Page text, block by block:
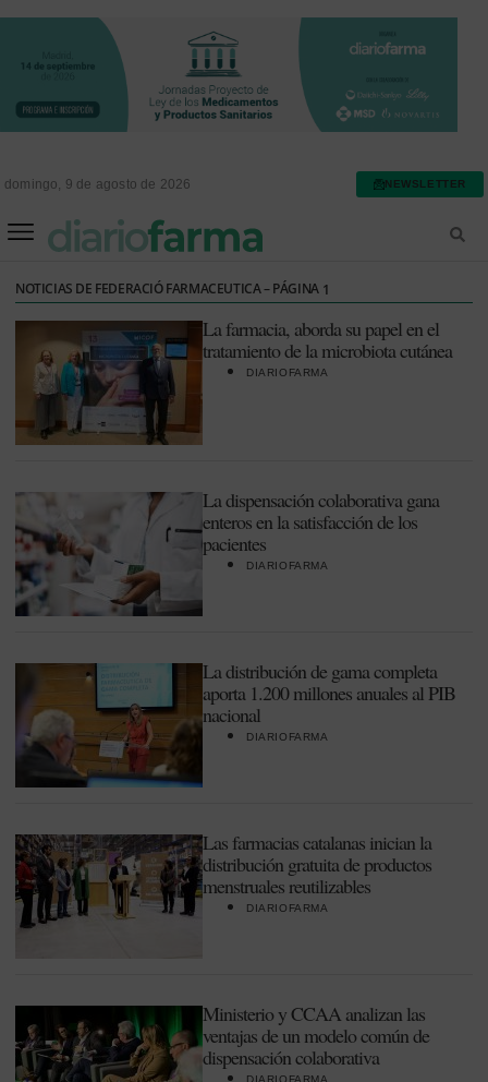
domingo, 9 de agosto de 2026 NEWSLETTER
NOTICIAS DE FEDERACIÓ FARMACEUTICA – PÁGINA1
La farmacia, aborda su papel en el
tratamiento de la microbiota cutánea
DIARIOFARMA
La dispensación colaborativa gana
enteros en la satisfacción de los
pacientes
DIARIOFARMA
La distribución de gama completa
aporta 1.200 millones anuales al PIB
nacional
DIARIOFARMA
Las farmacias catalanas inician la
distribución gratuita de productos
menstruales reutilizables
DIARIOFARMA
Ministerio y CCAA analizan las
ventajas de un modelo común de
dispensación colaborativa
DIARIOFARMA